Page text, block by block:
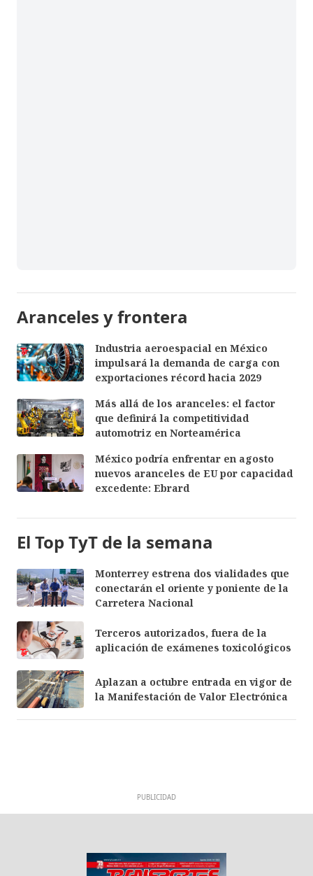
Aranceles y frontera
Industria aeroespacial en México
impulsará la demanda de carga con
exportaciones récord hacia 2029
Más allá de los aranceles: el factor
que definirá la competitividad
automotriz en Norteamérica
México podría enfrentar en agosto
nuevos aranceles de EU por capacidad
excedente: Ebrard
El Top TyT de la semana
Monterrey estrena dos vialidades que
conectarán el oriente y poniente de la
Carretera Nacional
Terceros autorizados, fuera de la
aplicación de exámenes toxicológicos
Aplazan a octubre entrada en vigor de
la Manifestación de Valor Electrónica
PUBLICIDAD